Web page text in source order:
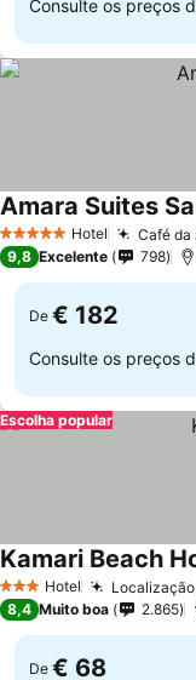
Consulte os preços
5 Estrelas Hotel Café da
Amara Suites
9,8 Excelente 798
De € 182
Consulte os preços
Escolha popular
3 EstrelasHotel
Kamari Beach
8,4 Muito boa 2.865
De € 68